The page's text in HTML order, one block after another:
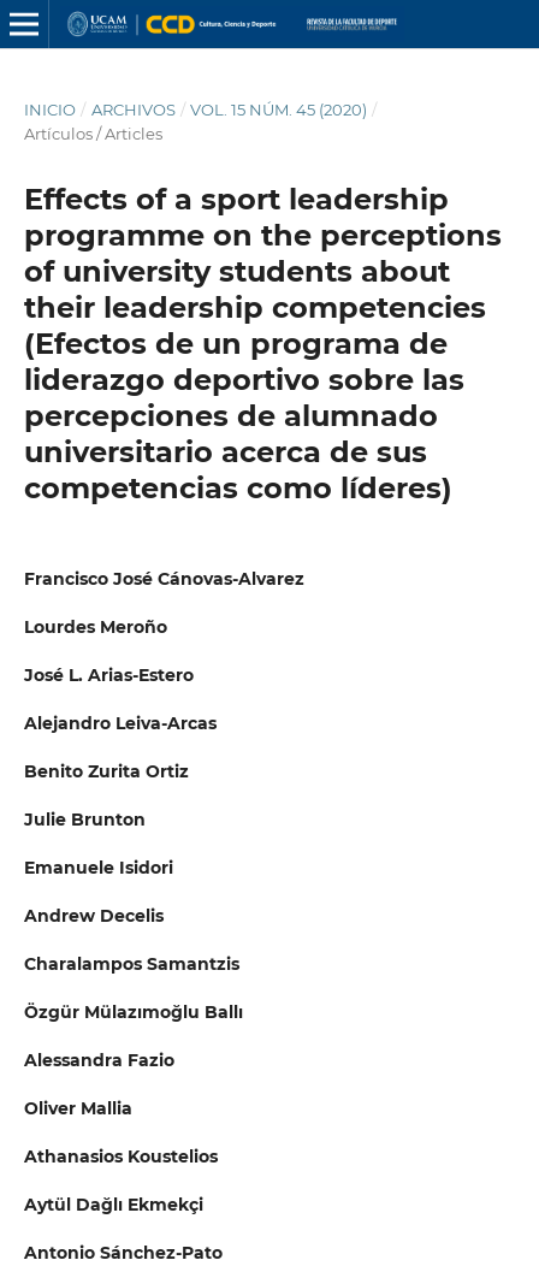
INICIO / ARCHIVOS / VOL. 15 NÚM. 45 (2020) /
Artículos / Articles
Effects of a sport leadership
programme on the perceptions
of university students about
their leadership competencies
(Efectos de un programa de
liderazgo deportivo sobre las
percepciones de alumnado
universitario acerca de sus
competencias como líderes)
Francisco José Cánovas-Alvarez
Lourdes Meroño
José L. Arias-Estero
Alejandro Leiva-Arcas
Benito Zurita Ortiz
Julie Brunton
Emanuele Isidori
Andrew Decelis
Charalampos Samantzis
Özgür Mülazımoğlu Ballı
Alessandra Fazio
Oliver Mallia
Athanasios Koustelios
Aytül Dağlı Ekmekçi
Antonio Sánchez-Pato